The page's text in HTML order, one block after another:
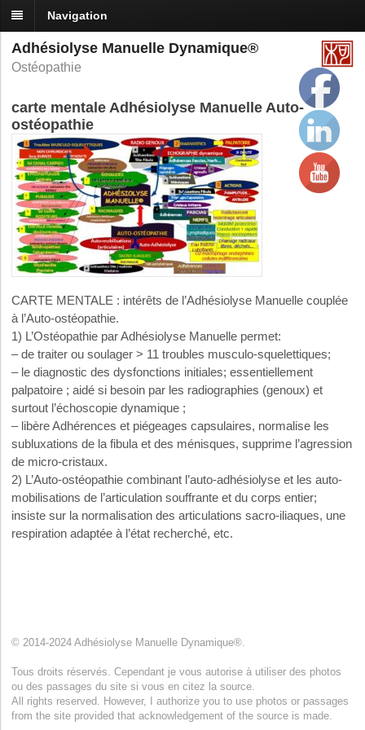
Navigation
Adhésiolyse Manuelle Dynamique®
Ostéopathie
carte mentale Adhésiolyse Manuelle Auto-
ostéopathie
CARTE MENTALE : intérêts de l’Adhésiolyse Manuelle couplée
à l’Auto-ostéopathie.
1) L’Ostéopathie par Adhésiolyse Manuelle permet:
– de traiter ou soulager > 11 troubles musculo-squelettiques;
– le diagnostic des dysfonctions initiales; essentiellement
palpatoire ; aidé si besoin par les radiographies (genoux) et
surtout l’échoscopie dynamique ;
– libère Adhérences et piégeages capsulaires, normalise les
subluxations de la fibula et des ménisques, supprime l’agression
de micro-cristaux.
2) L’Auto-ostéopathie combinant l’auto-adhésiolyse et les auto-
mobilisations de l’articulation souffrante et du corps entier;
insiste sur la normalisation des articulations sacro-iliaques, une
respiration adaptée à l’état recherché, etc.
© 2014-2024 Adhésiolyse Manuelle Dynamique®.
Tous droits réservés. Cependant je vous autorise à utiliser des photos
ou des passages du site si vous en citez la source.
All rights reserved. However, I authorize you to use photos or passages
from the site provided that acknowledgement of the source is made.